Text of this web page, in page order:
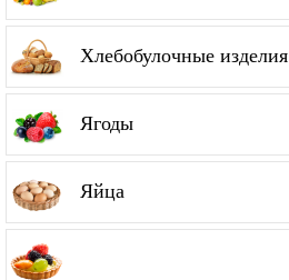
Хлебобулочные изделия
Ягоды
Яйца